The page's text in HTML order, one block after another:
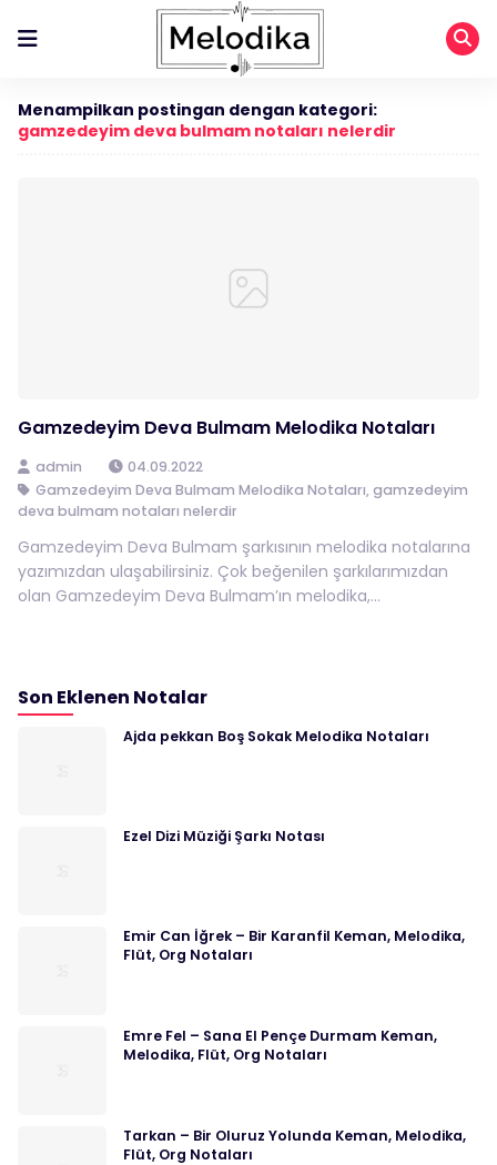
Menampilkan postingan dengan kategori:
gamzedeyim deva bulmam notaları nelerdir
Gamzedeyim Deva Bulmam Melodika Notaları
admin
04.09.2022
Gamzedeyim Deva Bulmam Melodika Notaları, gamzedeyim
deva bulmam notaları nelerdir
Gamzedeyim Deva Bulmam şarkısının melodika notalarına
yazımızdan ulaşabilirsiniz. Çok beğenilen şarkılarımızdan
olan Gamzedeyim Deva Bulmam’ın melodika,...
Son Eklenen Notalar
Ajda pekkan Boş Sokak Melodika Notaları
Ezel Dizi Müziği Şarkı Notası
Emir Can İğrek – Bir Karanfil Keman, Melodika,
Flüt, Org Notaları
Emre Fel – Sana El Pençe Durmam Keman,
Melodika, Flüt, Org Notaları
Tarkan – Bir Oluruz Yolunda Keman, Melodika,
Flüt, Org Notaları